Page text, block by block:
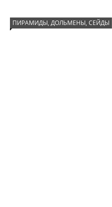
ПИРАМИДЫ, ДОЛЬМЕНЫ, СЕЙДЫ